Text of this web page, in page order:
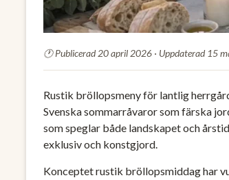
Publicerad 20 april 2026 · Uppdaterad 15
Rustik bröllopsmeny för lantlig
Svenska sommarråvaror som färska
som speglar både landskapet och
exklusiv och konstgjord.
Konceptet rustik bröllopsmiddag har